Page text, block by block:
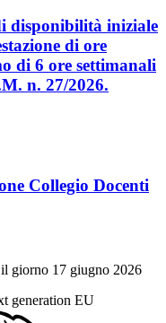
disponibilità iniziale
di ore
di 6 ore settimanali
n. 27/2026.
Collegio Docenti
giorno 17 giugno 2026